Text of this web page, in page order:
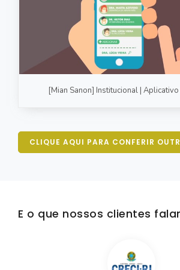
[Mian Sanon] Institucional |
CLIQUE AQUI PARA CONFERIR
E o que nossos clientes